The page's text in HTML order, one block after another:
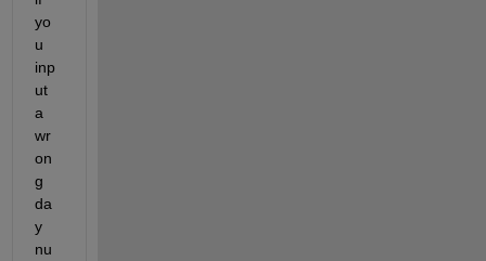
yo
u
inp
ut
a
wr
on
g
da
y
nu